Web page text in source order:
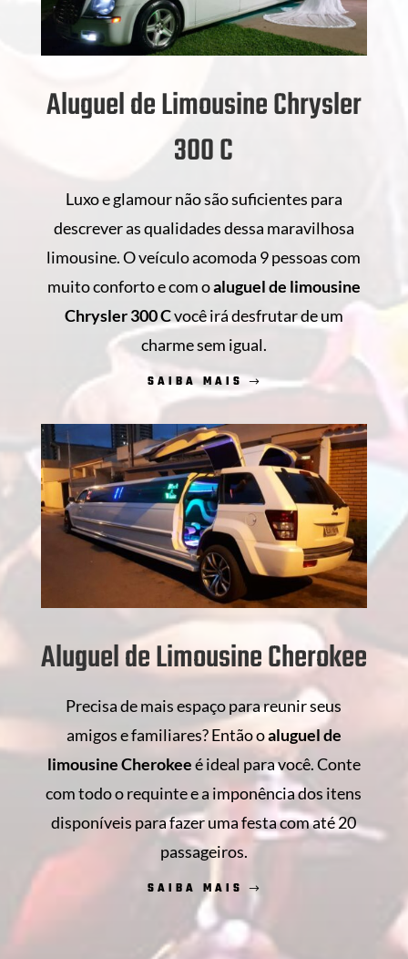
Aluguel de Limousine Chrysler
300 C
Luxo e glamour não são suficientes para
descrever as qualidades dessa maravilhosa
limousine. O veículo acomoda 9 pessoas com
muito conforto e com oaluguel de limousine
Chrysler 300 Cvocê irá desfrutar de um
charme sem igual.
SAIBA MAIS
Aluguel de Limousine Cherokee
Precisa de mais espaço para reunir seus
amigos e familiares? Então oaluguel de
limousine Cherokeeé ideal para você. Conte
com todo o requinte e a imponência dos itens
disponíveis para fazer uma festa com até 20
passageiros.
SAIBA MAIS